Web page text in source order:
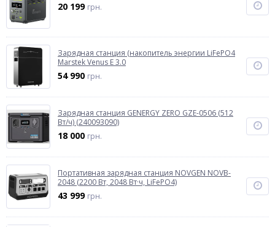
20 199 грн.
Зарядная станция (накопитель энергии LiFePO4
Marstek Venus E 3.0
54 990 грн.
Зарядная станция GENERGY ZERO GZE-0506 (512
Вт/ч) (240093090)
18 000 грн.
Пopтaтивнaя зapяднaя cтaнция NOVGEN NOVB-
2048 (2200 Bт, 2048 Bт·ч, LiFePO4)
43 999 грн.